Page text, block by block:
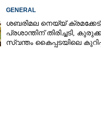
GENERAL
ശബരിമല നെയ്യ്
പ്രശാന്തിന് തിരിച്ചടി,
സ്വന്തം കൈപ്പടയിലെ